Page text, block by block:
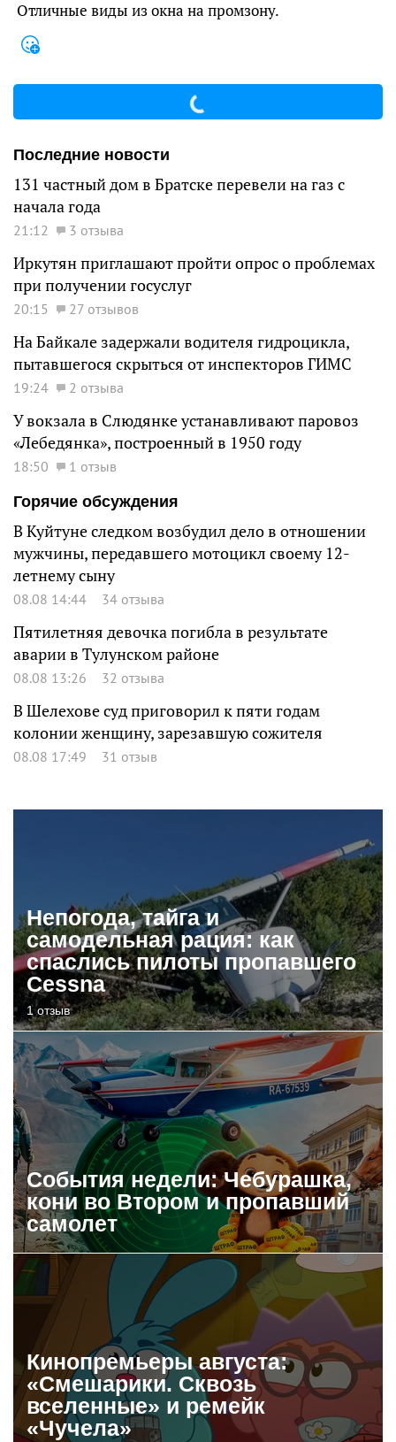
Отличные виды из окна на промзону.
Последние новости
131 частный дом в Братске перевели на газ с
начала года
21:12 3 отзыва
Иркутян приглашают пройти опрос о проблемах
при получении госуслуг
20:15 27 отзывов
На Байкале задержали водителя гидроцикла,
пытавшегося скрыться от инспекторов ГИМС
19:24 2 отзыва
У вокзала в Слюдянке устанавливают паровоз
«Лебедянка», построенный в 1950 году
18:50
1 отзыв
Горячие обсуждения
В Куйтуне следком возбудил дело в отношении
мужчины, передавшего мотоцикл своему 12-
летнему сыну
08.08 14:44 34 отзыва
Пятилетняя девочка погибла в результате
аварии в Тулунском районе
08.08 13:26 32 отзыва
В Шелехове суд приговорил к пяти годам
колонии женщину, зарезавшую сожителя
08.08 17:49 31 отзыв
Непогода, тайга и
самодельная рация: как
спаслись пилоты пропавшего
Cessna
1 отзыв
События недели: Чебурашка,
кони во Втором и пропавший
самолет
Кинопремьеры августа:
«Смешарики. Сквозь
вселенные» и ремейк
«Чучела»